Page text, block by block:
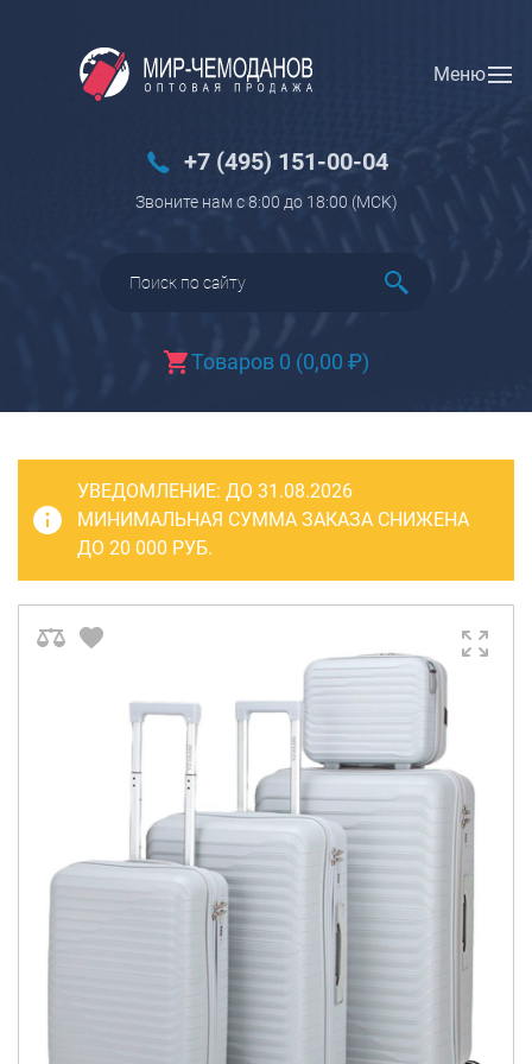
Меню
+7 (495) 151-00-04
Звоните нам с 8:00 до 18:00 (МCK)
Товаров 0 (0,00 ₽)
Вход Регистрация
Багаж
Чемоданы
Чемоданы детские
Пилоты на колесах
Рюкзаки детские для детских
Бьюти-кейсы
САКВОЯЖИ
РАСПРОДАЖА
Сумки колесные
Сумки спортивные
Сумки деловые
Сумки поясные
Сумки пляжные
Сумки для ноутбуков
Сумки-тележки хозяйственные
Сумки-рюкзаки на колёсах
Сумки детские
Рюкзаки
УВЕДОМЛЕНИЕ: ДО 31.08.2026
МИНИМАЛЬНАЯ СУММА ЗАКАЗА СНИЖЕНА
ДО 20 000 РУБ.